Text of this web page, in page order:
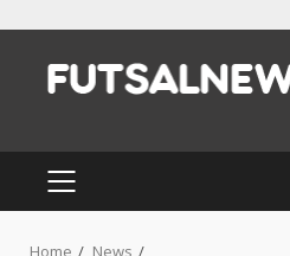
content
PRIMARY
MENU
Home
News